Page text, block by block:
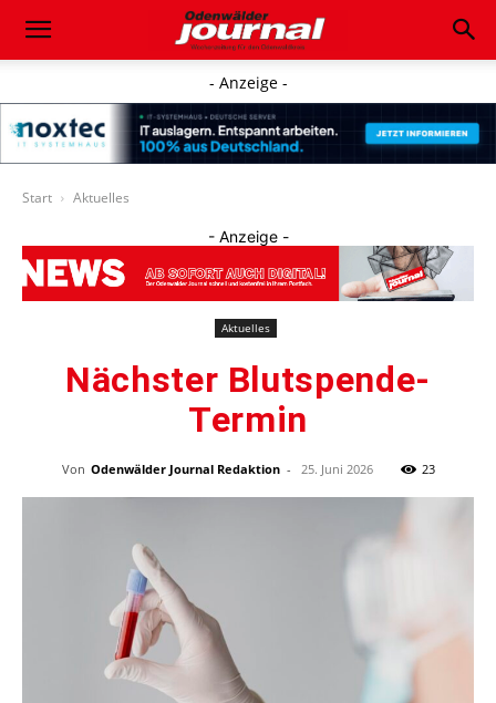
- Anzeige -
Start Aktuelles
- Anzeige -
Aktuelles
Nächster Blutspende-
Termin
Von Odenwälder Journal Redaktion - 25. Juni 2026 23